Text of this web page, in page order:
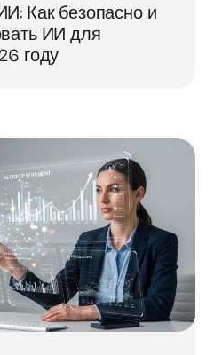
Как безопасно и
ИИ для
году